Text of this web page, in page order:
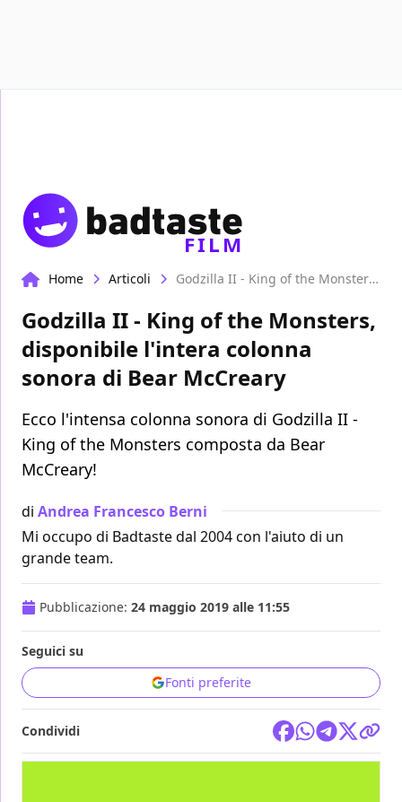
FILM
Home Articoli Godzilla II - King of the Monsters, disponibile l'intera colonna sonora di Bear McCreary
Godzilla II - King of the Monsters,
disponibile l'intera colonna
sonora di Bear McCreary
Ecco l'intensa colonna sonora di Godzilla II -
King of the Monsters composta da Bear
McCreary!
di Andrea Francesco Berni
Mi occupo di Badtaste dal 2004 con l'aiuto di un
grande team.
Pubblicazione: 24 maggio 2019 alle 11:55
Seguici su
Fonti preferite
Condividi